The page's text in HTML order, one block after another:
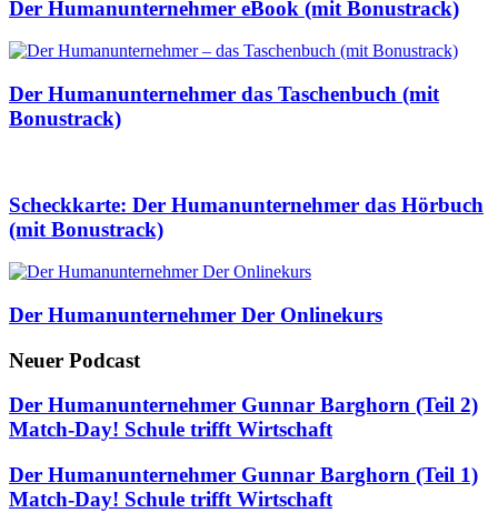
Der Humanunternehmer eBook (mit Bonustrack)
Der Humanunternehmer das Taschenbuch (mit
Bonustrack)
Scheckkarte: Der Humanunternehmer das Hörbuch
(mit Bonustrack)
Der Humanunternehmer Der Onlinekurs
Neuer Podcast
Der Humanunternehmer Gunnar Barghorn (Teil 2)
Match-Day! Schule trifft Wirtschaft
Der Humanunternehmer Gunnar Barghorn (Teil 1)
Match-Day! Schule trifft Wirtschaft